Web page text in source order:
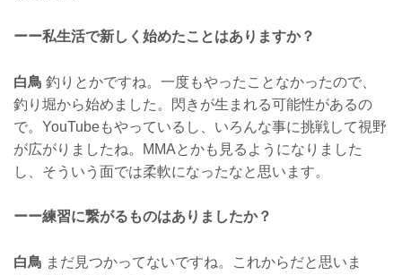
ーー私生活で新しく始めたことはありますか？
白鳥 釣りとかですね。一度もやったことなかったので、
釣り堀から始めました。閃きが生まれる可能性があるの
で。YouTubeもやっているし、いろんな事に挑戦して視野
が広がりましたね。MMAとかも見るようになりました
し、そういう面では柔軟になったなと思います。
ーー練習に繋がるものはありましたか？
白鳥 まだ見つかってないですね。これからだと思いま